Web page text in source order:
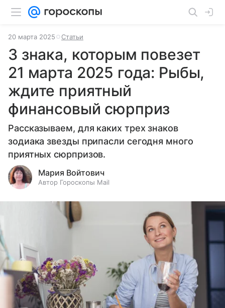
20 марта 2025 Статьи
3 знака, которым повезет
21 марта 2025 года: Рыбы,
ждите приятный
финансовый сюрприз
Рассказываем, для каких трех знаков
зодиака звезды припасли сегодня много
приятных сюрпризов.
Мария Войтович
Автор Гороскопы Mail